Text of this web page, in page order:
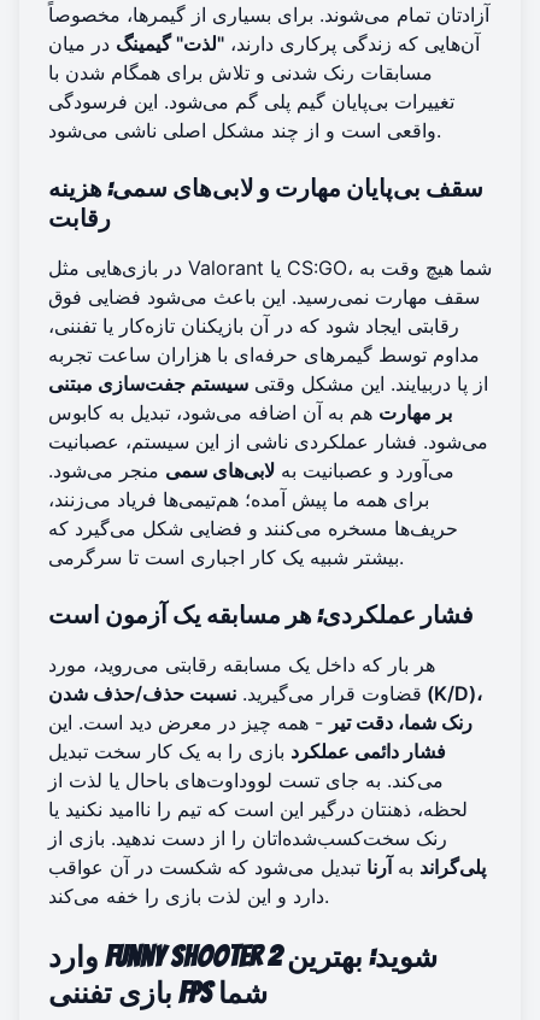
آزادتان تمام می‌شوند. برای بسیاری از گیمرها، مخصوصاً
آن‌هایی که زندگی پر‌کاری دارند، "لذت" گیمینگ در میان
مسابقات رنک شدنی و تلاش برای همگام شدن با
تغییرات بی‌پایان گیم پلی گم می‌شود. این فرسودگی
واقعی است و از چند مشکل اصلی ناشی می‌شود.
سقف بی‌پایان مهارت و لابی‌های سمی: هزینه
رقابت
در بازی‌هایی مثل Valorant یا CS:GO، شما هیچ وقت به
سقف مهارت نمی‌رسید. این باعث می‌شود فضایی فوق
رقابتی ایجاد شود که در آن بازیکنان تازه‌کار یا تفننی،
مداوم توسط گیمرهای حرفه‌ای با هزاران ساعت تجربه
از پا دربیایند. این مشکل وقتی سیستم جفت‌سازی مبتنی
بر مهارت هم به آن اضافه می‌شود، تبدیل به کابوس
می‌شود. فشار عملکردی ناشی از این سیستم، عصبانیت
می‌آورد و عصبانیت به لابی‌های سمی منجر می‌شود.
برای همه ما پیش آمده؛ هم‌تیمی‌ها فریاد می‌زنند،
حریف‌ها مسخره می‌کنند و فضایی شکل می‌گیرد که
بیشتر شبیه یک کار اجباری است تا سرگرمی.
فشار عملکردی: هر مسابقه یک آزمون است
هر بار که داخل یک مسابقه رقابتی می‌روید، مورد
قضاوت قرار می‌گیرید. نسبت حذف/حذف شدن (K/D)،
رنک شما، دقت تیر - همه چیز در معرض دید است. این
فشار دائمی عملکرد بازی را به یک کار سخت تبدیل
می‌کند. به جای تست لووداوت‌های باحال یا لذت از
لحظه، ذهنتان درگیر این است که تیم را ناامید نکنید یا
رنک سخت‌کسب‌شده‌اتان را از دست ندهيد. بازی از
پلی‌گراند به آرنا تبدیل می‌شود که شکست در آن عواقب
دارد و این لذت بازی را خفه می‌کند.
وارد Funny Shooter 2 شوید: بهترین
بازی تفننی FPS شما